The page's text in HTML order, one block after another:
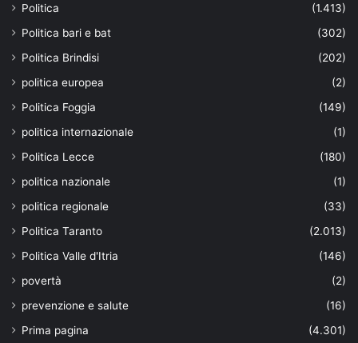
Politica
(1.413)
Politica bari e bat
(302)
Politica Brindisi
(202)
politica europea
(2)
Politica Foggia
(149)
politica internazionale
(1)
Politica Lecce
(180)
politica nazionale
(1)
politica regionale
(33)
Politica Taranto
(2.013)
Politica Valle d'Itria
(146)
povertà
(2)
prevenzione e salute
(16)
Prima pagina
(4.301)